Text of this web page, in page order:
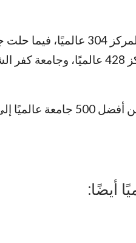
وجاءت جامعة الإسكندرية وجامعة الزقازيق في المركز 304
أسيوط بالمركز 405 عالميًا، وجامعة طنطا بالمركز 428 عالميًا،
وبذلك ارتفع عدد الجامعات المصرية المصنفة ضمن أفضل
أيضًا: